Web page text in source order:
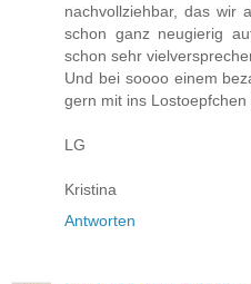
nachvollziehbar, das wir
schon ganz neugierig
schon sehr
Und bei soooo einem
gern mit ins Lostoepfchen
LG
Kristina
Antworten